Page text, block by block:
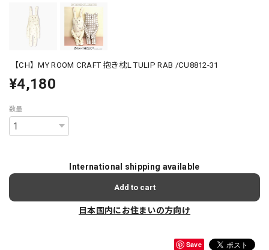
【CH】MY ROOM CRAFT 抱き枕L TULIP RAB /CU8812-31
¥4,180
数量
International shipping available
Add to cart
日本国内にお住まいの方向け
Save